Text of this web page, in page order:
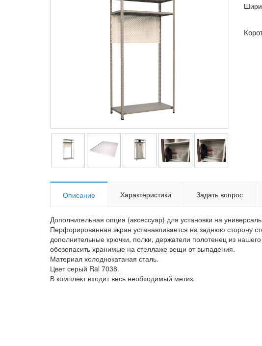
Описание Характеристики Задать вопрос
Дополнительная опция (аксессуар) для установки на
Перфорированная экран устанавливается на заднюю сторону
дополнительные крючки, полки, держатели полотенец из
обезопасить хранимые на стеллаже вещи от выпадения.
Материал холоднокатаная сталь.
Цвет серый Ral 7038.
В комплект входит весь необходимый метиз.